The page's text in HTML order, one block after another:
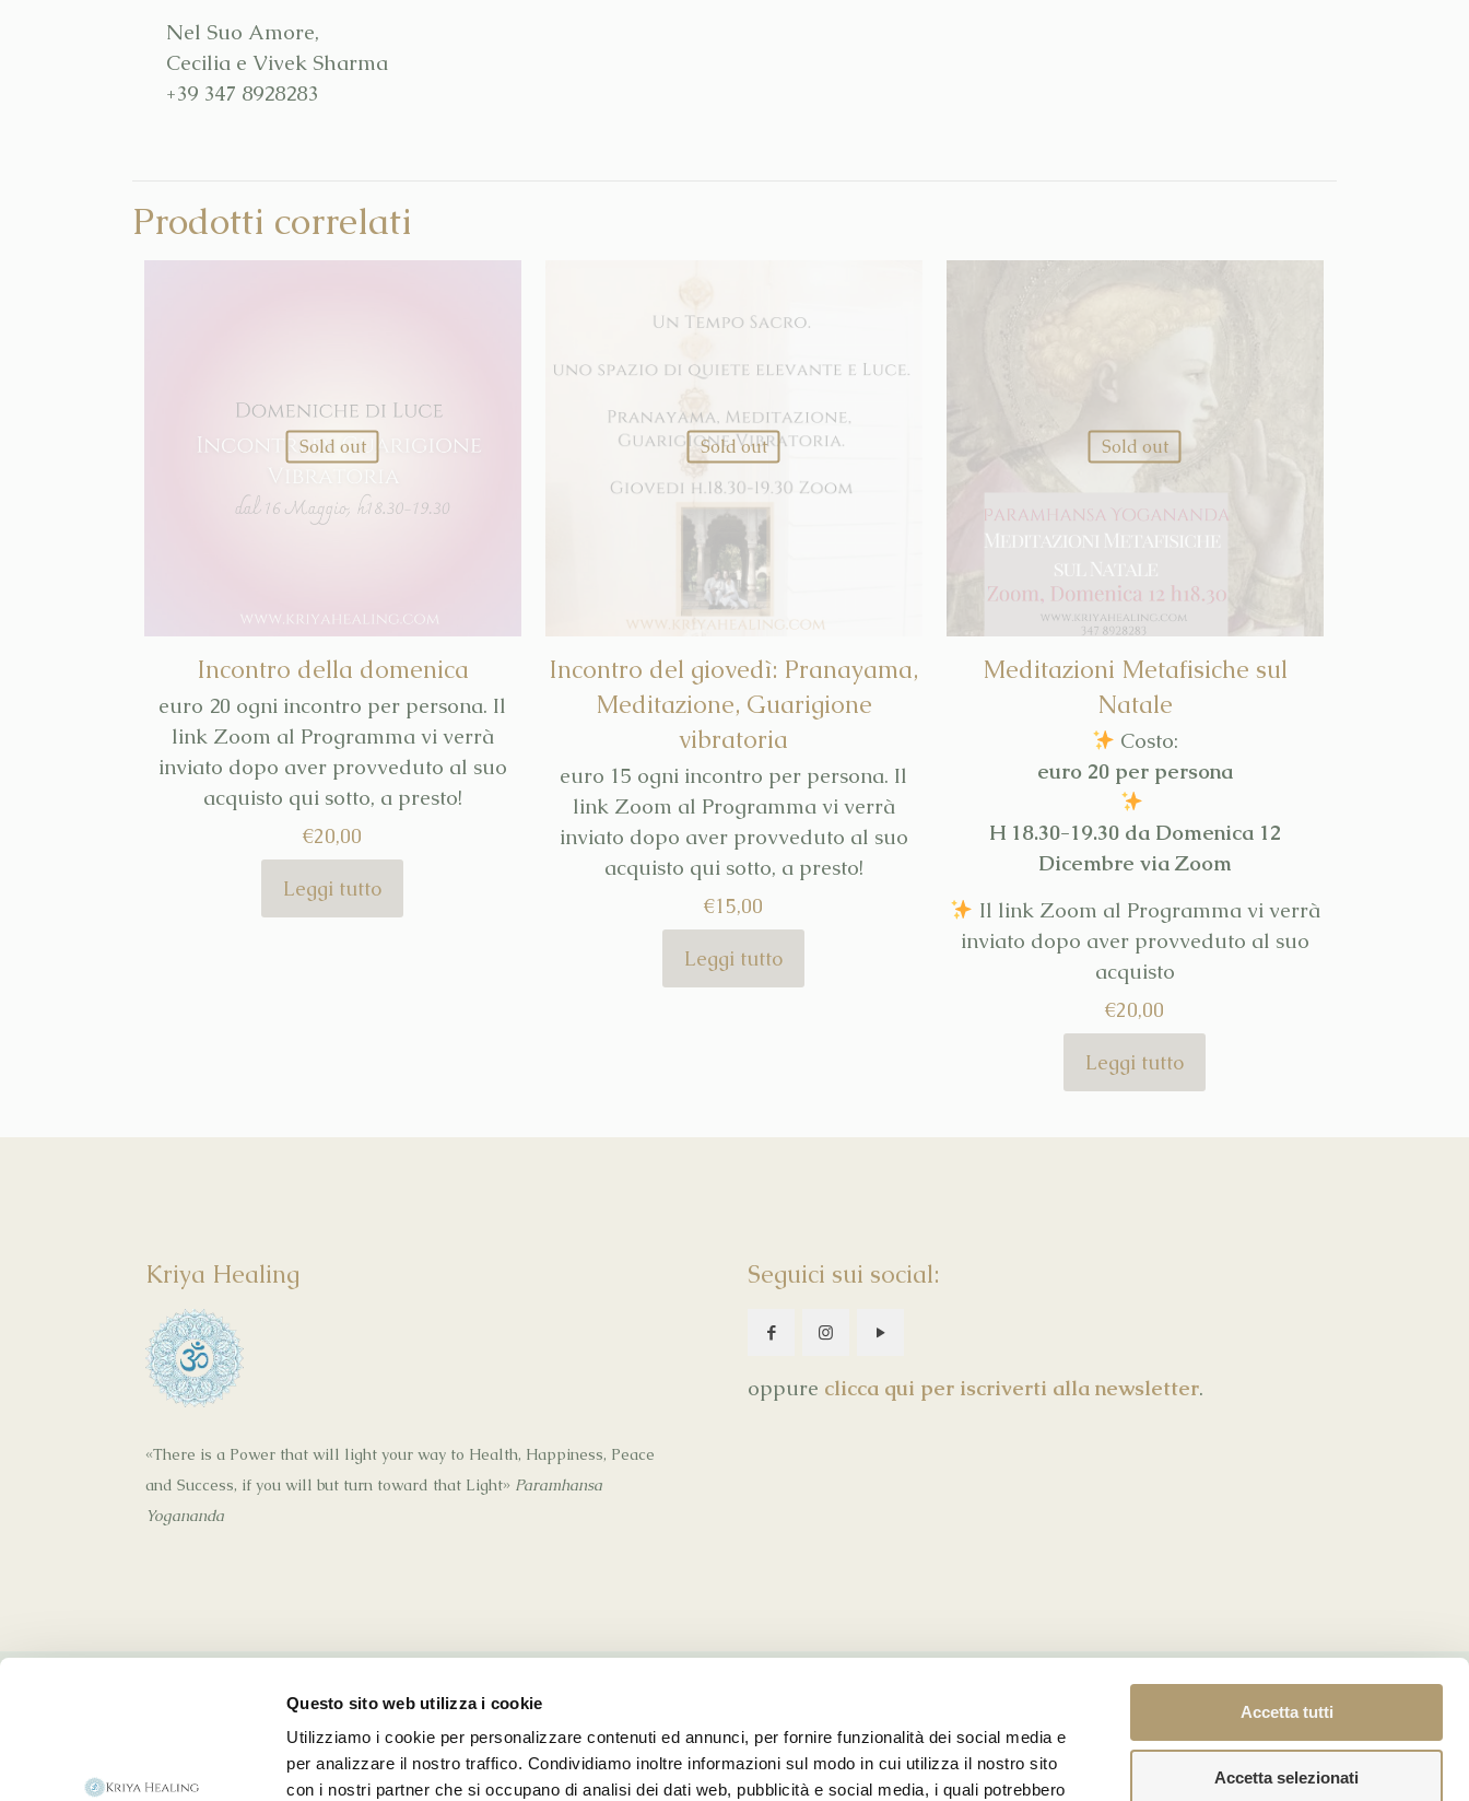
Questo sito web utilizza i cookie
Utilizziamo i cookie per personalizzare contenuti ed annunci, per fornire funzionalità dei social media e
per analizzare il nostro traffico. Condividiamo inoltre informazioni sul modo in cui utilizza il nostro sito
con i nostri partner che si occupano di analisi dei dati web, pubblicità e social media, i quali potrebbero
Accetta tutti
Accetta selezionati
Nel Suo Amore,
Cecilia e Vivek Sharma
+39 347 8928283
Prodotti correlati
Sold out
Incontro della domenica
euro 20 ogni incontro per persona. Il
link Zoom al Programma vi verrà
inviato dopo aver provveduto al suo
acquisto qui sotto, a presto!
€20,00
Leggi tutto
Sold out
Incontro del giovedì: Pranayama,
Meditazione, Guarigione
vibratoria
euro 15 ogni incontro per persona. Il
link Zoom al Programma vi verrà
inviato dopo aver provveduto al suo
acquisto qui sotto, a presto!
€15,00
Leggi tutto
Sold out
Meditazioni Metafisiche sul
Natale
Costo:
euro 20 per persona
H 18.30-19.30 da Domenica 12
Dicembre via Zoom
Il link Zoom al Programma vi verrà
inviato dopo aver provveduto al suo
acquisto
€20,00
Leggi tutto
Kriya Healing
«There is a Power that will light your way to Health, Happiness, Peace
and Success, if you will but turn toward that Light» Paramhansa
Yogananda
Seguici sui social:
oppure clicca qui per iscriverti alla newsletter.
© 2026 Kriya Healing. All Rights Reserved.
Vocabolo Porziano, 104 | 06081, Assisi (PG) Italy